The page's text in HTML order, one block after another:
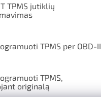
TPMS jutiklių
TPMS per OBD-II
TPMS,
originalą